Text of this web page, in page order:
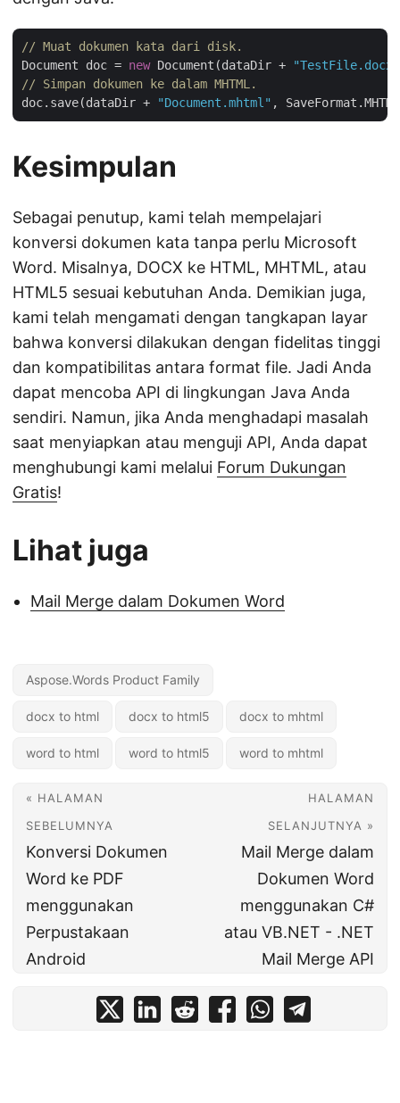
// Muat dokumen kata dari disk.
Document doc = new Document(dataDir +
"TestFile.docx"
// Simpan dokumen ke dalam MHTML.
doc.save(dataDir +
"Document.mhtml"
Kesimpulan
Sebagai penutup, kami telah mempelajari
konversi dokumen kata tanpa perlu Microsoft
Word. Misalnya, DOCX ke HTML, MHTML, atau
HTML5 sesuai kebutuhan Anda. Demikian juga,
kami telah mengamati dengan tangkapan layar
bahwa konversi dilakukan dengan fidelitas tinggi
dan kompatibilitas antara format file. Jadi Anda
dapat mencoba API di lingkungan Java Anda
sendiri. Namun, jika Anda menghadapi masalah
saat menyiapkan atau menguji API, Anda dapat
menghubungi kami melalui Forum Dukungan
Gratis!
Lihat juga
Mail Merge dalam Dokumen Word
Aspose.Words Product Family
docx to html docx to html5 docx to mhtml
word to html word to html5 word to mhtml
« HALAMAN
SEBELUMNYA
Konversi Dokumen
Word ke PDF
menggunakan
Perpustakaan
Android
HALAMAN
SELANJUTNYA »
Mail Merge dalam
Dokumen Word
menggunakan C#
atau VB.NET - .NET
Mail Merge API